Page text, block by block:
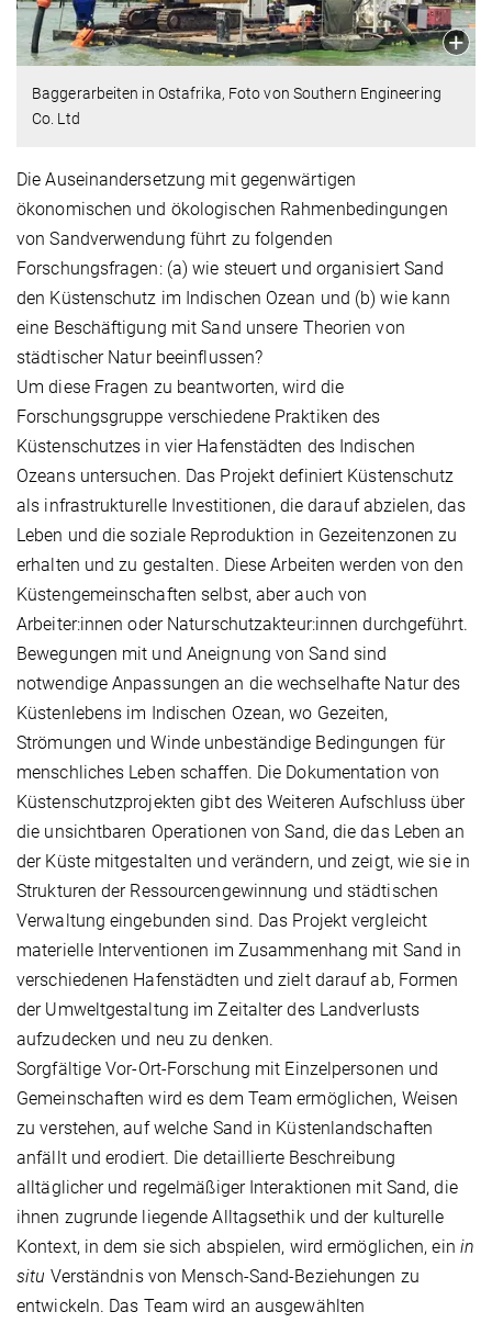
Baggerarbeiten in Ostafrika, Foto von Southern Engineering
Co. Ltd
Die Auseinandersetzung mit gegenwärtigen
ökonomischen und ökologischen Rahmenbedingungen
von Sandverwendung führt zu folgenden
Forschungsfragen: (a) wie steuert und organisiert Sand
den Küstenschutz im Indischen Ozean und (b) wie kann
eine Beschäftigung mit Sand unsere Theorien von
städtischer Natur beeinflussen?
Um diese Fragen zu beantworten, wird die
Forschungsgruppe verschiedene Praktiken des
Küstenschutzes in vier Hafenstädten des Indischen
Ozeans untersuchen. Das Projekt definiert Küstenschutz
als infrastrukturelle Investitionen, die darauf abzielen, das
Leben und die soziale Reproduktion in Gezeitenzonen zu
erhalten und zu gestalten. Diese Arbeiten werden von den
Küstengemeinschaften selbst, aber auch von
Arbeiter:innen oder Naturschutzakteur:innen durchgeführt.
Bewegungen mit und Aneignung von Sand sind
notwendige Anpassungen an die wechselhafte Natur des
Küstenlebens im Indischen Ozean, wo Gezeiten,
Strömungen und Winde unbeständige Bedingungen für
menschliches Leben schaffen. Die Dokumentation von
Küstenschutzprojekten gibt des Weiteren Aufschluss über
die unsichtbaren Operationen von Sand, die das Leben an
der Küste mitgestalten und verändern, und zeigt, wie sie in
Strukturen der Ressourcengewinnung und städtischen
Verwaltung eingebunden sind. Das Projekt vergleicht
materielle Interventionen im Zusammenhang mit Sand in
verschiedenen Hafenstädten und zielt darauf ab, Formen
der Umweltgestaltung im Zeitalter des Landverlusts
aufzudecken und neu zu denken.
Sorgfältige Vor-Ort-Forschung mit Einzelpersonen und
Gemeinschaften wird es dem Team ermöglichen, Weisen
zu verstehen, auf welche Sand in Küstenlandschaften
anfällt und erodiert. Die detaillierte Beschreibung
alltäglicher und regelmäßiger Interaktionen mit Sand, die
ihnen zugrunde liegende Alltagsethik und der kulturelle
Kontext, in dem sie sich abspielen, wird ermöglichen, ein in
situ Verständnis von Mensch-Sand-Beziehungen zu
entwickeln. Das Team wird an ausgewählten